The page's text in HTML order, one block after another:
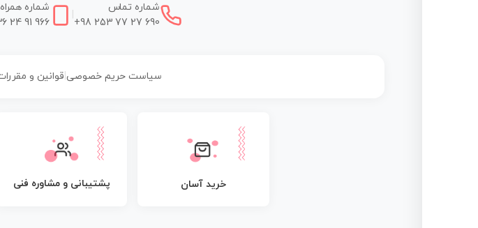
شماره تماس
+98 253 77 27 690
شماره همراه
24 91 966
سیاست حریم خصوصی| قوانین و
خرید آسان پشتیبانی و مشاوره فنی